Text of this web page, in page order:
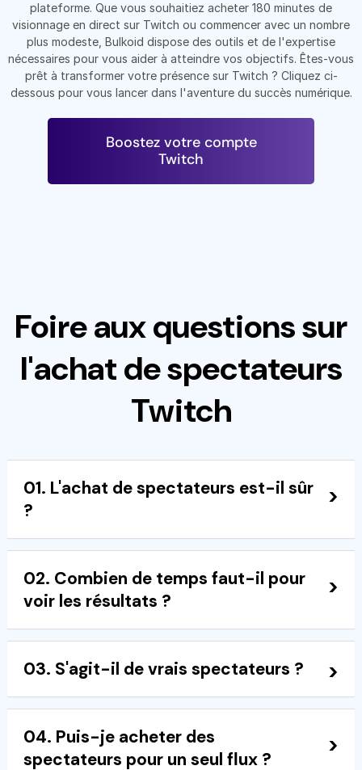
plateforme. Que vous souhaitiez acheter 180 minutes de
visionnage en direct sur Twitch ou commencer avec un nombre
plus modeste, Bulkoid dispose des outils et de l'expertise
nécessaires pour vous aider à atteindre vos objectifs. Êtes-vous
prêt à transformer votre présence sur Twitch ? Cliquez ci-
dessous pour vous lancer dans l'aventure du succès numérique.
Boostez votre compte
Twitch
Foire aux questions sur
l'achat de spectateurs
Twitch
01. L'achat de spectateurs est-il sûr
?
éthiques comme Bulkoid, qui respectent les
directives de Twitch, c'est sûr et efficace.
02. Combien de temps faut-il pour
voir les résultats ?
augmentation de l'audience dès le tout premier
03. S'agit-il de vrais spectateurs ?
méthodes légitimes pour attirer de véritables
spectateurs qui sont réellement intéressés par
04. Puis-je acheter des
spectateurs pour un seul flux ?